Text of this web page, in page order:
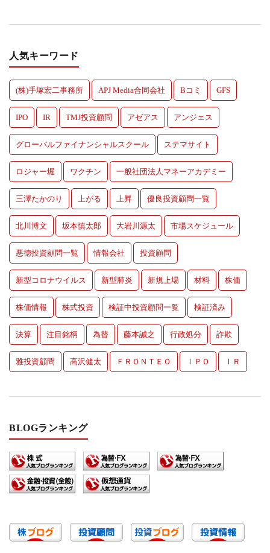
人気キーワード
(株)手塚宏二事務所 APJ Media合同会社 Bコミ GFS
IPO IR TMJ投資顧問 アゼアス アンジェス
グローバルファイナンシャルスクール ステマサイト
ロジャー堀 ワクチン 一般社団法人マネーアカデミー
三澤たかのり 上がる 上昇 優良投資顧問一覧
北川博文 坂本慎太郎 大岩川源太 市場スケジュール
悪徳投資顧問一覧 情報会社 投資顧問
新型コロナウイルス 新型肺炎 新規上場 材料 株価
株価情報 株式投資 検証中投資顧問一覧 検証済み
決算 注目銘柄 為替 藤本誠之 行政処分 詐欺
雅投資顧問 高沢健太 ＦＲＯＮＴＥＯ ＩＰＯ ＩＲ
BLOGランキング